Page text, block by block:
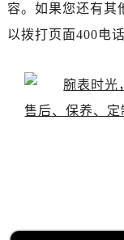
容。如果您还有其
以拨打页面400电